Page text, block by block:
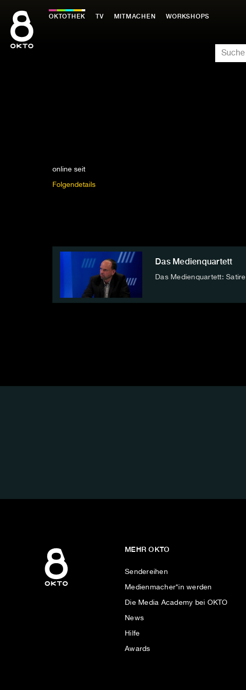
Inhalt
springen
OKTOTHEK TV MITMACHEN WORKSHOPS
SUCHE
online seit
Folgendetails
Das Medienquartett
Das Medienquartett: Satire
MEHR OKTO
Sendereihen
Medienmacher*in werden
Die Media Academy bei OKTO
News
Hilfe
Awards